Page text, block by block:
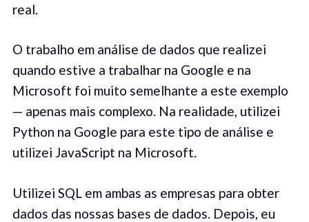
real.
O trabalho em análise de dados que realizei
quando estive a trabalhar na Google e na
Microsoft foi muito semelhante a este exemplo
— apenas mais complexo. Na realidade, utilizei
Python na Google para este tipo de análise e
utilizei JavaScript na Microsoft.
Utilizei SQL em ambas as empresas para obter
dados das nossas bases de dados. Depois, eu